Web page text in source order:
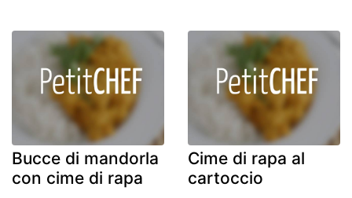
Bucce di mandorla
con cime di rapa
Cime di rapa al
cartoccio